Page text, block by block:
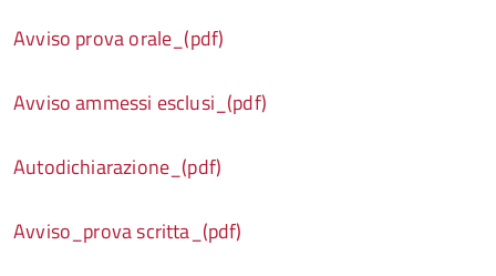
Avviso prova orale_(pdf)
Avviso ammessi esclusi_(pdf)
Autodichiarazione_(pdf)
Avviso_prova scritta_(pdf)